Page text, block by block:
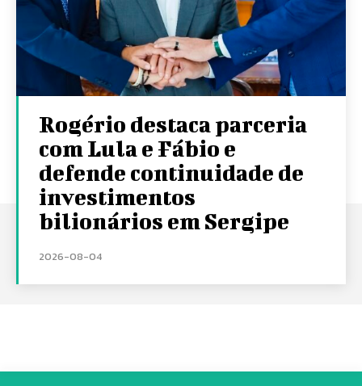
Rogério destaca parceria
com Lula e Fábio e
defende continuidade de
investimentos
bilionários em Sergipe
2026-08-04